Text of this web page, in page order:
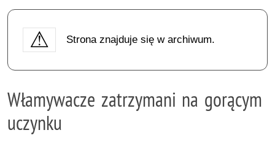
Strona znajduje się w archiwum.
Włamywacze zatrzymani na gorącym
uczynku